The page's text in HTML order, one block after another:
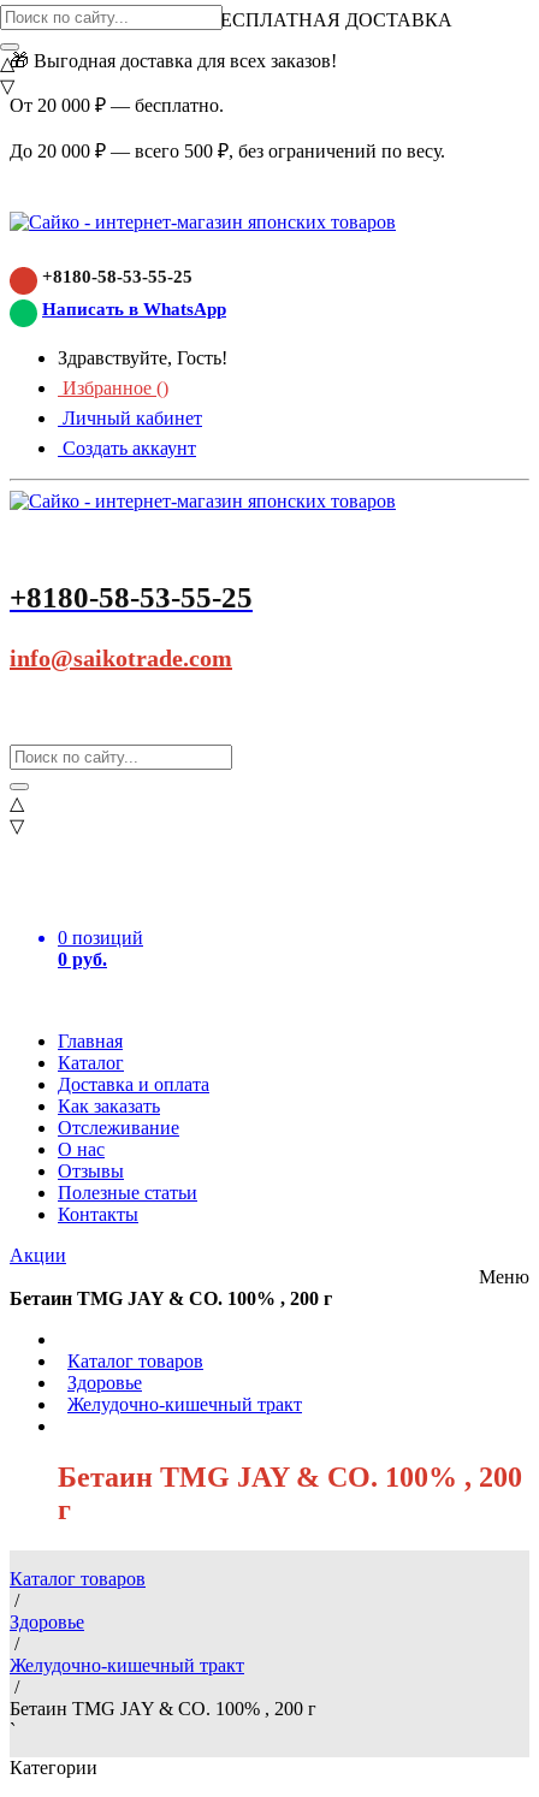
ВНИМАНИЕ АКЦИЯ!
БЕСПЛАТНАЯ ДОСТАВКА
🎁 Выгодная доставка для всех заказов!
От 20 000 ₽ — бесплатно.
До 20 000 ₽ — всего 500 ₽, без ограничений по весу.
+8180-58-53-55-25
Написать в WhatsApp
Здравствуйте, Гость!
Избранное ()
Личный кабинет
Создать аккаунт
+8180-58-53-55-25
info@saikotrade.com
△
▽
0 позиций
0 руб.
Главная
Каталог
Доставка и оплата
Как заказать
Отслеживание
О нас
Отзывы
Полезные статьи
Контакты
Акции
△
▽
Меню
Бетаин TMG JAY & CO. 100% , 200 г
Каталог товаров
Здоровье
Желудочно-кишечный тракт
Бетаин TMG JAY & CO. 100% , 200
г
Каталог товаров
/
Здоровье
/
Желудочно-кишечный тракт
/
Бетаин TMG JAY & CO. 100% , 200 г
`
Категории